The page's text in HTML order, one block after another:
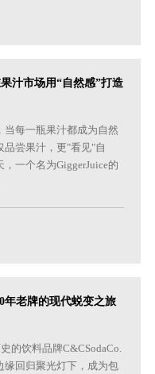
汁市场用“自然感”打造
当每一瓶果汁都成为自然
尝果汁，更"看见"自
一个名为GiggerJuice的
年老牌的现代蜕变之旅
的饮料品牌C&CSodaCo.
缘回归聚光灯下，成为包